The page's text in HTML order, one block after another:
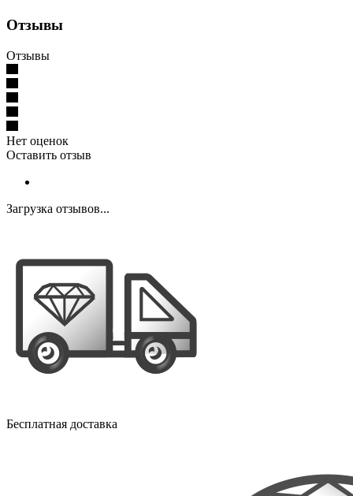
Отзывы
Отзывы
Нет оценок
Оставить отзыв
Загрузка отзывов...
Бесплатная доставка